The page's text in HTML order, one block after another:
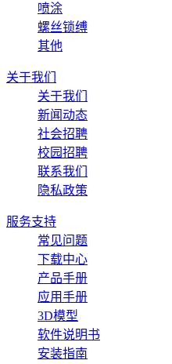
喷涂
螺丝锁缚
其他
关于我们
关于我们
新闻动态
社会招聘
校园招聘
联系我们
隐私政策
服务支持
常见问题
下载中心
产品手册
应用手册
3D模型
软件说明书
安装指南